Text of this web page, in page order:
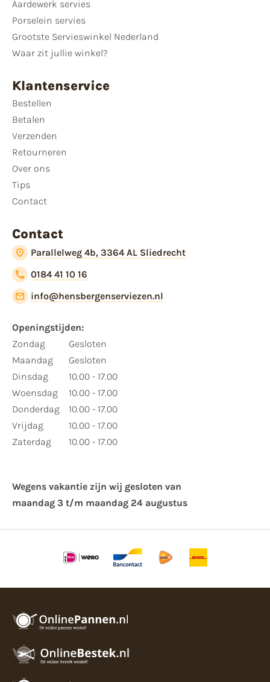
Aardewerk servies
Porselein servies
Grootste Servieswinkel Nederland
Waar zit jullie winkel?
Klantenservice
Bestellen
Betalen
Verzenden
Retourneren
Over ons
Tips
Contact
Contact
Parallelweg 4b, 3364 AL Sliedrecht
0184 41 10 16
info@hensbergenserviezen.nl
Openingstijden:
Zondag
Maandag
Dinsdag
Woensdag
Donderdag
Vrijdag
Zaterdag
Gesloten
Gesloten
10.00 - 17.00
10.00 - 17.00
10.00 - 17.00
10.00 - 17.00
10.00 - 17.00
Wegens vakantie zijn wij gesloten van ​
maandag 3 t/m maandag 24 augustus